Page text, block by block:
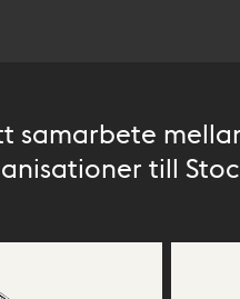
samarbete
till